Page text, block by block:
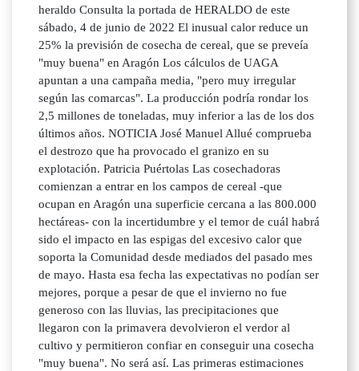
heraldo Consulta la portada de HERALDO de este
sábado, 4 de junio de 2022 El inusual calor reduce un
25% la previsión de cosecha de cereal, que se preveía
"muy buena" en Aragón Los cálculos de UAGA
apuntan a una campaña media, "pero muy irregular
según las comarcas". La producción podría rondar los
2,5 millones de toneladas, muy inferior a las de los dos
últimos años. NOTICIA José Manuel Allué comprueba
el destrozo que ha provocado el granizo en su
explotación. Patricia Puértolas Las cosechadoras
comienzan a entrar en los campos de cereal -que
ocupan en Aragón una superficie cercana a las 800.000
hectáreas- con la incertidumbre y el temor de cuál habrá
sido el impacto en las espigas del excesivo calor que
soporta la Comunidad desde mediados del pasado mes
de mayo. Hasta esa fecha las expectativas no podían ser
mejores, porque a pesar de que el invierno no fue
generoso con las lluvias, las precipitaciones que
llegaron con la primavera devolvieron el verdor al
cultivo y permitieron confiar en conseguir una cosecha
"muy buena". No será así. Las primeras estimaciones